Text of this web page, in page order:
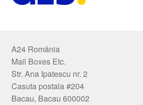
A24 România
Mail Boxes Etc.
Str. Ana Ipatescu nr. 2
Casuta postala #204
Bacau, Bacau 600002